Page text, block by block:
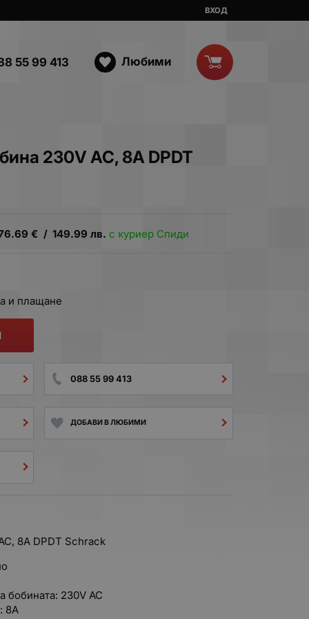
ВХОД
55 99 413 Любими
230V AC, 8A DPDT
€ / 149.99 лв. с куриер Спиди
и плащане
088 55 99 413
ДОБАВИ В ЛЮБИМИ
8A DPDT Schrack
230V AC
8A